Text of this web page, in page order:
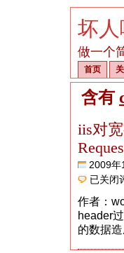
坏
做一个
首页
含有
iis对
2009年
iis
对
宽
字
符
集
cookie
已关闭
作者：
header
的数据